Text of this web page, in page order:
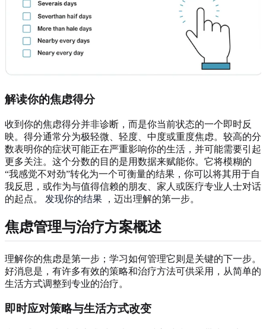
解读你的焦虑得分
收到你的焦虑得分并非诊断，而是你当前状态的一个即时反
映。得分通常分为极轻微、轻度、中度或重度焦虑。较高的分
数表明你的症状可能正在严重影响你的生活，并可能需要引起
更多关注。这个分数的目的是用数据来赋能你。它将模糊的
“我感觉不对劲”转化为一个可衡量的结果，你可以将其用于自
我反思，或作为与值得信赖的朋友、家人或医疗专业人士对话
的起点。 发现你的结果 ，迈出理解的第一步。
焦虑管理与治疗方案概述
理解你的焦虑是第一步；学习如何管理它则是关键的下一步。
好消息是，有许多有效的策略和治疗方法可供采用，从简单的
生活方式调整到专业的治疗。
即时应对策略与生活方式改变